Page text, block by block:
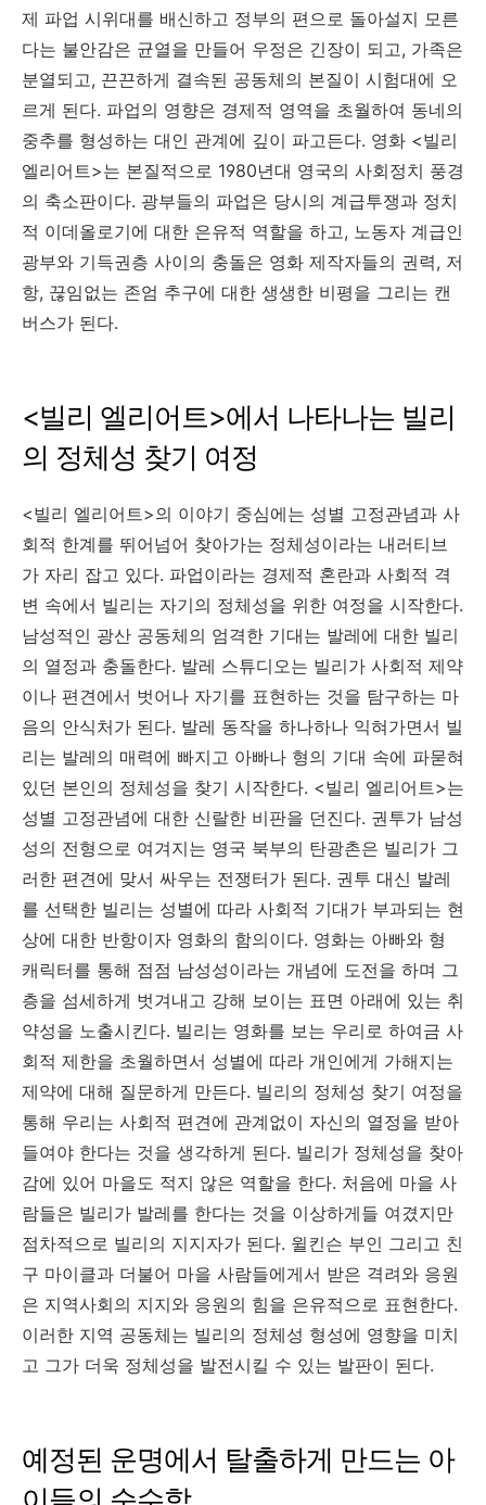
제 파업 시위대를 배신하고 정부의 편으로 돌아설지 모른
다는 불안감은 균열을 만들어 우정은 긴장이 되고, 가족은
분열되고, 끈끈하게 결속된 공동체의 본질이 시험대에 오
르게 된다. 파업의 영향은 경제적 영역을 초월하여 동네의
중추를 형성하는 대인 관계에 깊이 파고든다. 영화 <빌리
엘리어트>는 본질적으로 1980년대 영국의 사회정치 풍경
의 축소판이다. 광부들의 파업은 당시의 계급투쟁과 정치
적 이데올로기에 대한 은유적 역할을 하고, 노동자 계급인
광부와 기득권층 사이의 충돌은 영화 제작자들의 권력, 저
항, 끊임없는 존엄 추구에 대한 생생한 비평을 그리는 캔
버스가 된다.
<빌리 엘리어트>에서 나타나는 빌리
의 정체성 찾기 여정
<빌리 엘리어트>의 이야기 중심에는 성별 고정관념과 사
회적 한계를 뛰어넘어 찾아가는 정체성이라는 내러티브
가 자리 잡고 있다. 파업이라는 경제적 혼란과 사회적 격
변 속에서 빌리는 자기의 정체성을 위한 여정을 시작한다.
남성적인 광산 공동체의 엄격한 기대는 발레에 대한 빌리
의 열정과 충돌한다. 발레 스튜디오는 빌리가 사회적 제약
이나 편견에서 벗어나 자기를 표현하는 것을 탐구하는 마
음의 안식처가 된다. 발레 동작을 하나하나 익혀가면서 빌
리는 발레의 매력에 빠지고 아빠나 형의 기대 속에 파묻혀
있던 본인의 정체성을 찾기 시작한다. <빌리 엘리어트>는
성별 고정관념에 대한 신랄한 비판을 던진다. 권투가 남성
성의 전형으로 여겨지는 영국 북부의 탄광촌은 빌리가 그
러한 편견에 맞서 싸우는 전쟁터가 된다. 권투 대신 발레
를 선택한 빌리는 성별에 따라 사회적 기대가 부과되는 현
상에 대한 반항이자 영화의 함의이다. 영화는 아빠와 형
캐릭터를 통해 점점 남성성이라는 개념에 도전을 하며 그
층을 섬세하게 벗겨내고 강해 보이는 표면 아래에 있는 취
약성을 노출시킨다. 빌리는 영화를 보는 우리로 하여금 사
회적 제한을 초월하면서 성별에 따라 개인에게 가해지는
제약에 대해 질문하게 만든다. 빌리의 정체성 찾기 여정을
통해 우리는 사회적 편견에 관계없이 자신의 열정을 받아
들여야 한다는 것을 생각하게 된다. 빌리가 정체성을 찾아
감에 있어 마을도 적지 않은 역할을 한다. 처음에 마을 사
람들은 빌리가 발레를 한다는 것을 이상하게들 여겼지만
점차적으로 빌리의 지지자가 된다. 윌킨슨 부인 그리고 친
구 마이클과 더불어 마을 사람들에게서 받은 격려와 응원
은 지역사회의 지지와 응원의 힘을 은유적으로 표현한다.
이러한 지역 공동체는 빌리의 정체성 형성에 영향을 미치
고 그가 더욱 정체성을 발전시킬 수 있는 발판이 된다.
예정된 운명에서 탈출하게 만드는 아